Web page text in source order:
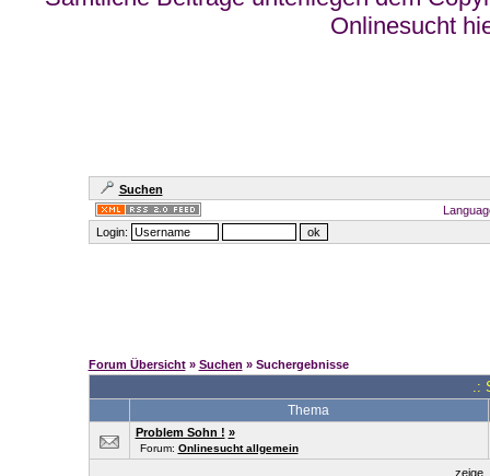
Onlinesucht
Suchen
Login:
Forum Übersicht» Suchen » Suchergebnisse
.:
Thema
Problem Sohn ! »
Forum: Onlinesucht allgemein
zeige